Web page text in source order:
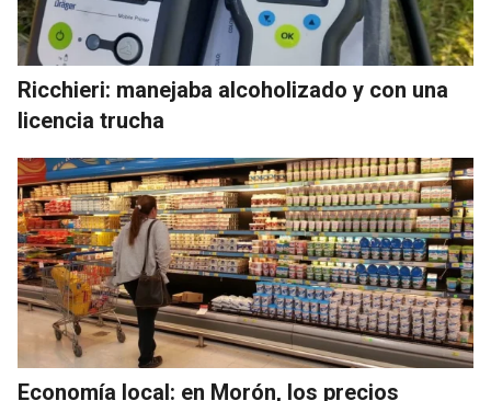
Ricchieri: manejaba alcoholizado y con una
licencia trucha
Economía local: en Morón, los precios